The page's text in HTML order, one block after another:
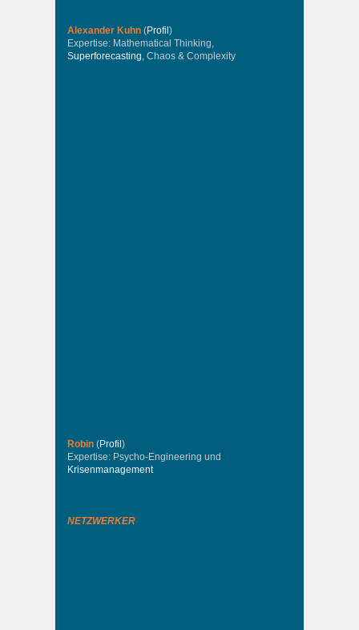
Alexander Kuhn (Profil )
Expertise: Mathematical Thinking,
Superforecasting, Chaos & Complexity
Robin (Profil)
Expertise: Psycho-Engineering und
Krisenmanagement
NETZWERKER